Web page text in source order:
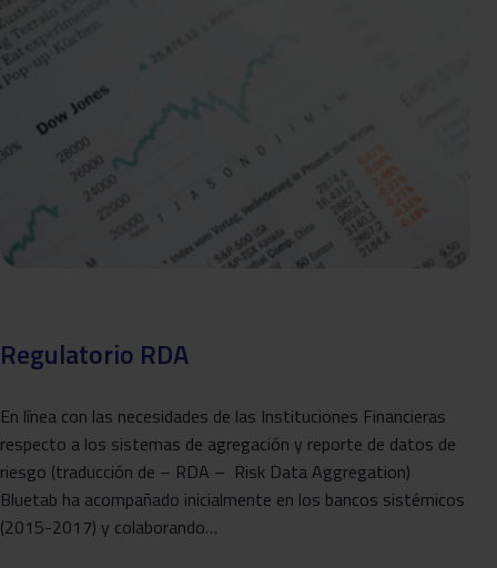
Regulatorio RDA
En línea con las necesidades de las Instituciones Financieras
respecto a los sistemas de agregación y reporte de datos de
riesgo (traducción de – RDA – Risk Data Aggregation)
Bluetab ha acompañado inicialmente en los bancos sistémicos
(2015-2017) y colaborando…